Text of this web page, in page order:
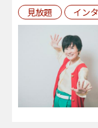
見放題 イン